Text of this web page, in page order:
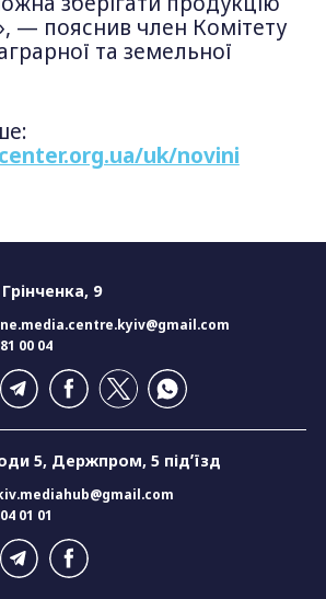
— пояснив член Комітету
та земельної
uk/novini
9
00 04
5, Держпром, 5 підʼїзд
01 01